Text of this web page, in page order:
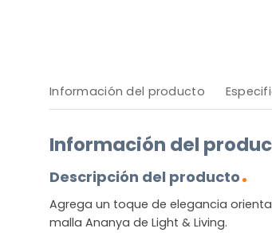
Información del producto
Información del
Descripción del producto
Agrega un toque de elegancia
malla Ananya de Light & Living.